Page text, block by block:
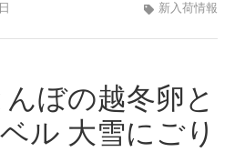
新入荷情報
ぼの越冬卵と
ル 大雪にごり